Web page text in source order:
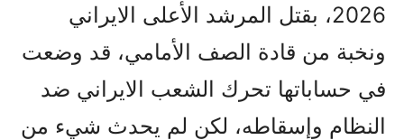
2026، بقتل المرشد الأعلى الايراني
ونخبة من قادة الصف الأمامي، قد وضعت
في حساباتها تحرك الشعب الايراني ضد
النظام وإسقاطه، لكن لم يحدث شيء من